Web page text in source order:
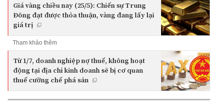
Giá vàng chiều nay (25/5): Chiến sự Trung
Đông đạt được thỏa thuận, vàng đang lấy lại
giá trị
Tham khảo thêm
Từ 1/7, doanh nghiệp nợ thuế, không hoạt
động tại địa chỉ kinh doanh sẽ bị cơ quan
thuế cưỡng chế phá sản